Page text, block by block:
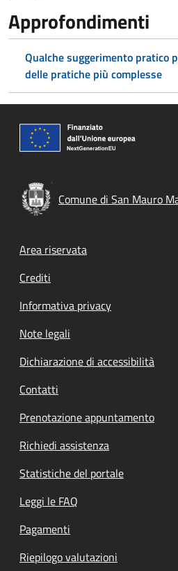
Approfondimenti
Qualche suggerimento pratico
delle pratiche più complesse
Comune di San Mauro
Footer menu
Area riservata
Crediti
Informativa privacy
Note legali
Dichiarazione di accessibilità
Contatti
Prenotazione appuntamento
Richiedi assistenza
Statistiche del portale
Leggi le FAQ
Pagamenti
Riepilogo valutazioni